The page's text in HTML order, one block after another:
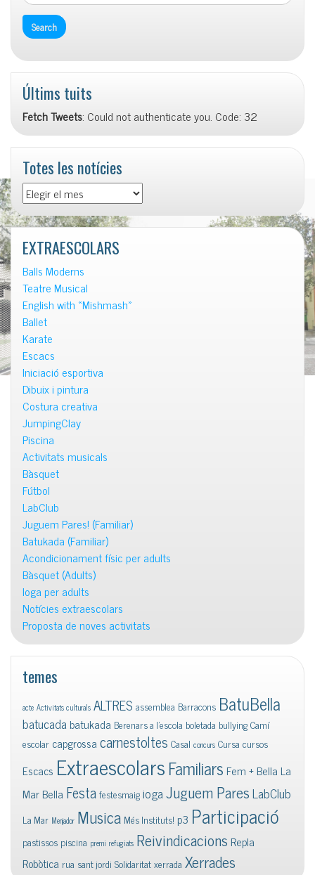
Últims tuits
Fetch Tweets: Could not authenticate you. Code: 32
Totes les notícies
Totes
les
notícies
EXTRAESCOLARS
Balls Moderns
Teatre Musical
English with «Mishmash»
Ballet
Karate
Escacs
Iniciació esportiva
Dibuix i pintura
Costura creativa
JumpingClay
Piscina
Activitats musicals
Bàsquet
Fútbol
LabClub
Juguem Pares! (Familiar)
Batukada (Familiar)
Acondicionament físic per adults
Bàsquet (Adults)
Ioga per adults
Notícies extraescolars
Proposta de noves activitats
temes
acte Activitats culturals ALTRES assemblea Barracons BatuBella
batucadabatukada Berenars a l'escola boletada bullyingCamí
escolar capgrossacarnestoltes Casal concurs Cursa cursos
Escacs ExtraescolarsFamiliars Fem + Bella La
Mar Bella FestafestesmaigiogaJuguem ParesLabClub
La Mar Menjador Musica Més Instituts! p3 Participació
pastissos piscina premi refugiats Reivindicacions Repla
Robòtica rua sant jordi Solidaritatxerrada Xerrades